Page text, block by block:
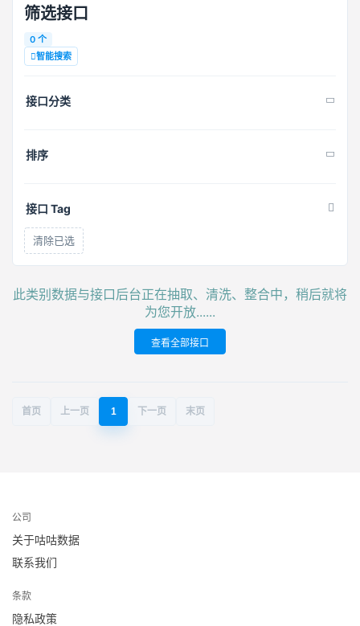
筛选接口
0 个
智能搜索
接口分类
排序
接口 Tag
清除已选
此类别数据与接口后台正在抽取、清洗、整合中，稍后就将
为您开放......
查看全部接口
首页 上一页 1 下一页 末页
公司
关于咕咕数据
联系我们
条款
隐私政策